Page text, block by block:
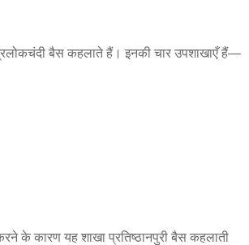
बैस कहलाते हैं। इनकी चार उपशाखाएँ हैं—
के कारण यह शाखा प्रतिष्ठानपुरी बैस कहलाती